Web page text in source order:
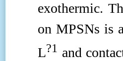
exothermic.
on MPSNs is
L?1 and